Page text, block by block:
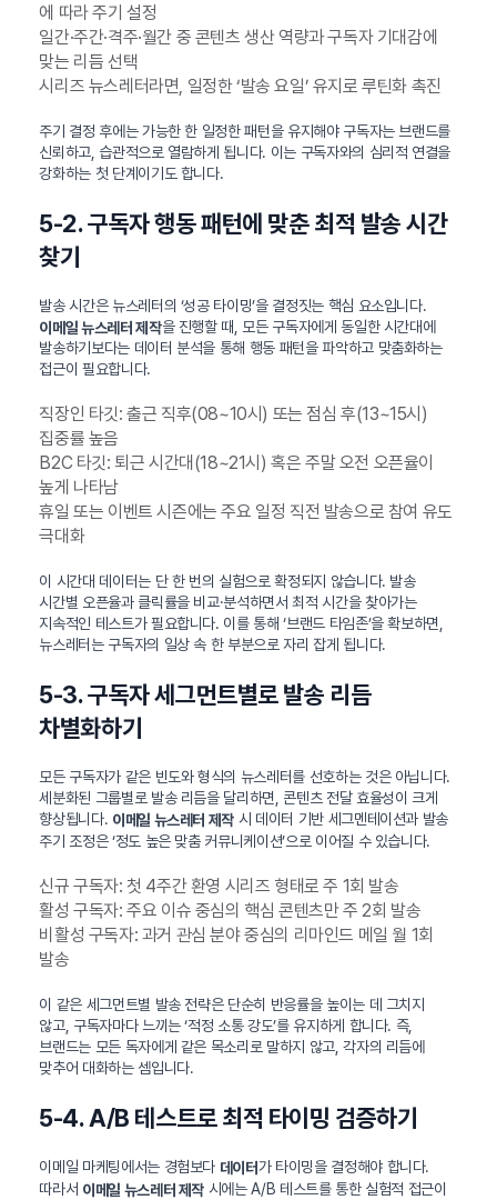
에 따라 주기 설정
일간·주간·격주·월간 중 콘텐츠 생산 역량과 구독자 기대감에
맞는 리듬 선택
시리즈 뉴스레터라면, 일정한 ‘발송 요일’ 유지로 루틴화 촉진
주기 결정 후에는 가능한 한 일정한 패턴을 유지해야 구독자는 브랜드를
신뢰하고, 습관적으로 열람하게 됩니다. 이는 구독자와의 심리적 연결을
강화하는 첫 단계이기도 합니다.
5-2. 구독자 행동 패턴에 맞춘 최적 발송 시간
찾기
발송 시간은 뉴스레터의 ‘성공 타이밍’을 결정짓는 핵심 요소입니다.
이메일 뉴스레터 제작을 진행할 때, 모든 구독자에게 동일한 시간대에
발송하기보다는 데이터 분석을 통해 행동 패턴을 파악하고 맞춤화하는
접근이 필요합니다.
직장인 타깃: 출근 직후(08~10시) 또는 점심 후(13~15시)
집중률 높음
B2C 타깃: 퇴근 시간대(18~21시) 혹은 주말 오전 오픈율이
높게 나타남
휴일 또는 이벤트 시즌에는 주요 일정 직전 발송으로 참여 유도
극대화
이 시간대 데이터는 단 한 번의 실험으로 확정되지 않습니다. 발송
시간별 오픈율과 클릭률을 비교·분석하면서 최적 시간을 찾아가는
지속적인 테스트가 필요합니다. 이를 통해 ‘브랜드 타임존’을 확보하면,
뉴스레터는 구독자의 일상 속 한 부분으로 자리 잡게 됩니다.
5-3. 구독자 세그먼트별로 발송 리듬
차별화하기
모든 구독자가 같은 빈도와 형식의 뉴스레터를 선호하는 것은 아닙니다.
세분화된 그룹별로 발송 리듬을 달리하면, 콘텐츠 전달 효율성이 크게
향상됩니다. 이메일 뉴스레터 제작 시 데이터 기반 세그멘테이션과 발송
주기 조정은 ‘정도 높은 맞춤 커뮤니케이션’으로 이어질 수 있습니다.
신규 구독자: 첫 4주간 환영 시리즈 형태로 주 1회 발송
활성 구독자: 주요 이슈 중심의 핵심 콘텐츠만 주 2회 발송
비활성 구독자: 과거 관심 분야 중심의 리마인드 메일 월 1회
발송
이 같은 세그먼트별 발송 전략은 단순히 반응률을 높이는 데 그치지
않고, 구독자마다 느끼는 ‘적정 소통 강도’를 유지하게 합니다. 즉,
브랜드는 모든 독자에게 같은 목소리로 말하지 않고, 각자의 리듬에
맞추어 대화하는 셈입니다.
5-4. A/B 테스트로 최적 타이밍 검증하기
이메일 마케팅에서는 경험보다 데이터가 타이밍을 결정해야 합니다.
따라서 이메일 뉴스레터 제작 시에는 A/B 테스트를 통한 실험적 접근이